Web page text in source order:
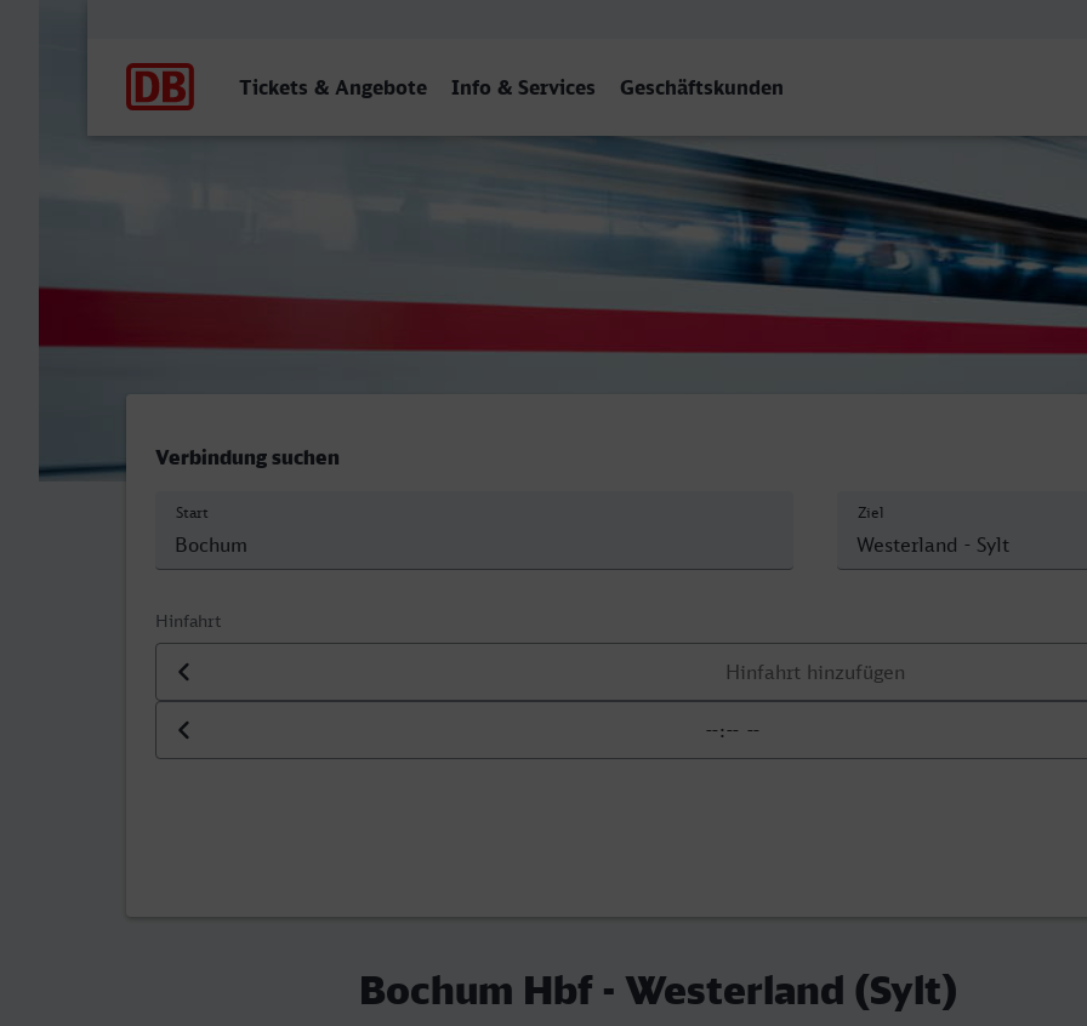
Tickets & Angebote Info & Services Geschäftskunden
Bochum Hbf - Westerland (Sylt)
Verbindung suchen
Start Ziel
Hinfahrt
Datum der Hinfahrt
Uhrzeit der Hinfahrt
Bochum Hbf - Westerland (Sylt)